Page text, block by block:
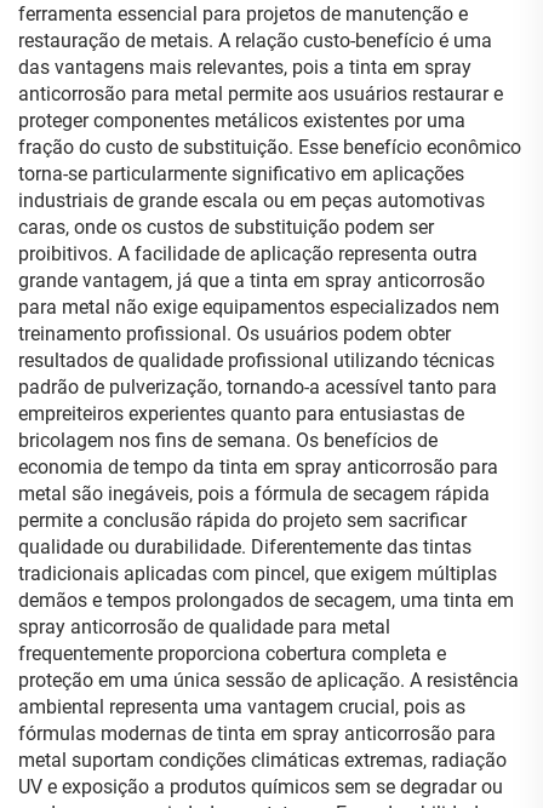
ferramenta essencial para projetos de manutenção e
restauração de metais. A relação custo-benefício é uma
das vantagens mais relevantes, pois a tinta em spray
anticorrosão para metal permite aos usuários restaurar e
proteger componentes metálicos existentes por uma
fração do custo de substituição. Esse benefício econômico
torna-se particularmente significativo em aplicações
industriais de grande escala ou em peças automotivas
caras, onde os custos de substituição podem ser
proibitivos. A facilidade de aplicação representa outra
grande vantagem, já que a tinta em spray anticorrosão
para metal não exige equipamentos especializados nem
treinamento profissional. Os usuários podem obter
resultados de qualidade profissional utilizando técnicas
padrão de pulverização, tornando-a acessível tanto para
empreiteiros experientes quanto para entusiastas de
bricolagem nos fins de semana. Os benefícios de
economia de tempo da tinta em spray anticorrosão para
metal são inegáveis, pois a fórmula de secagem rápida
permite a conclusão rápida do projeto sem sacrificar
qualidade ou durabilidade. Diferentemente das tintas
tradicionais aplicadas com pincel, que exigem múltiplas
demãos e tempos prolongados de secagem, uma tinta em
spray anticorrosão de qualidade para metal
frequentemente proporciona cobertura completa e
proteção em uma única sessão de aplicação. A resistência
ambiental representa uma vantagem crucial, pois as
fórmulas modernas de tinta em spray anticorrosão para
metal suportam condições climáticas extremas, radiação
UV e exposição a produtos químicos sem se degradar ou